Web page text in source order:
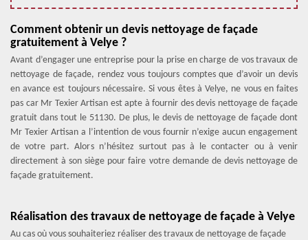
Comment obtenir un devis nettoyage de façade
gratuitement à Velye ?
Avant d’engager une entreprise pour la prise en charge de vos travaux de
nettoyage de façade, rendez vous toujours comptes que d’avoir un devis
en avance est toujours nécessaire. Si vous êtes à Velye, ne vous en faites
pas car Mr Texier Artisan est apte à fournir des devis nettoyage de façade
gratuit dans tout le 51130. De plus, le devis de nettoyage de façade dont
Mr Texier Artisan a l’intention de vous fournir n’exige aucun engagement
de votre part. Alors n’hésitez surtout pas à le contacter ou à venir
directement à son siège pour faire votre demande de devis nettoyage de
façade gratuitement.
Réalisation des travaux de nettoyage de façade à Velye
Au cas où vous souhaiteriez réaliser des travaux de nettoyage de façade